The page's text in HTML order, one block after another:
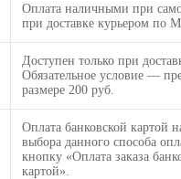
Оплата наличными при
при доставке курьером по
Доступен только при
Обязательное условие —
размере 200 руб.
Оплата банковской картой
выбора данного способа
кнопку «Оплата заказа
картой».